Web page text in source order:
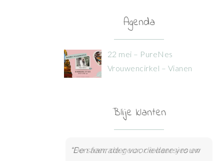
Agenda
22 mei – PureNes
Vrouwencirkel – Vianen
Blije klanten
“Een aanrader voor iedere vrouw